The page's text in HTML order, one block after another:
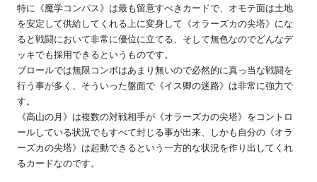
特に《魔学コンパス》は最も留意すべきカードで、オモテ面は土地
を安定して供給してくれる上に変身して《オラーズカの尖塔》にな
ると戦闘において非常に優位に立てる、そして無色なのでどんなデ
ッキでも採用できるというものです。
ブロールでは無限コンボはあまり無いので必然的に真っ当な戦闘を
行う事が多く、そういった盤面で《イス卿の迷路》は非常に強力で
す。
《高山の月》は複数の対戦相手が《オラーズカの尖塔》をコントロ
ールしている状況でもすべて封じる事が出来、しかも自分の《オラ
ーズカの尖塔》は起動できるという一方的な状況を作り出してくれ
るカードなのです。